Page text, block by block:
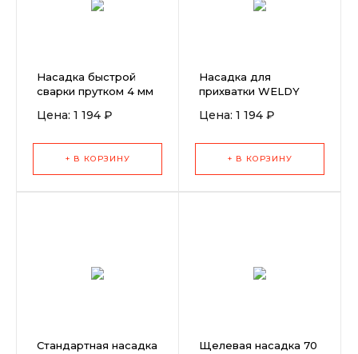
Насадка быстрой
сварки прутком 4 мм
Цена: 1 194 ₽
+ В КОРЗИНУ
Насадка для
прихватки WELDY
Цена: 1 194 ₽
+ В КОРЗИНУ
Стандартная насадка
Щелевая насадка 70